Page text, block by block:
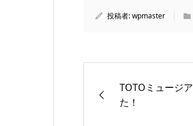
投稿者:wpmaster
TOTOミュージ
た！